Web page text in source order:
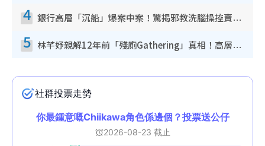
4 銀行高層「沉船」爆案中案！驚揭邪教洗腦操控賣淫被吞600萬 幕後黑手講多錯多
5 林芊妤親解12年前「殘廁Gathering」真相！高層解約一句話重創尊嚴至今拒返TVB